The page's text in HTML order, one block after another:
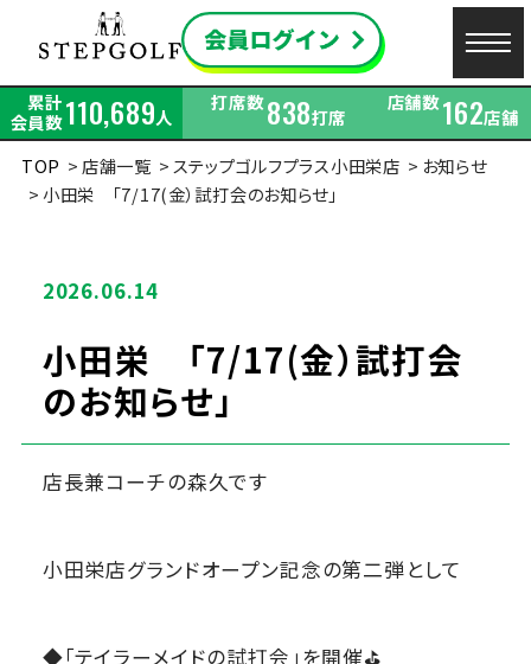
累計
会員数110,689人
打席数838打席
店舗数162店舗
TOP
店舗一覧 ステップゴルフプラス小田栄店
お知らせ
小田栄 「7/17(金）試打会のお知らせ」
2026.06.14
小田栄 「7/17(金）試打会
のお知らせ」
店長兼コーチの森久です
小田栄店グランドオープン記念の第二弾として
◆「テイラーメイドの試打会」を開催⛳